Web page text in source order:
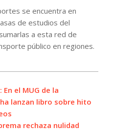
se encuentra en
de estudios del
a esta red de
público en regiones.
el MUG de la
lanzan libro sobre hito
rechaza nulidad